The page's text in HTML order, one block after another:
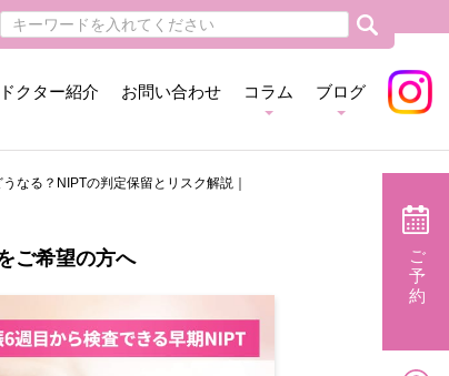
ドクター紹介 お問い合わせ コラム ブログ
なる？NIPTの判定保留とリスク解説｜
ご希望の方へ
ご
予
約